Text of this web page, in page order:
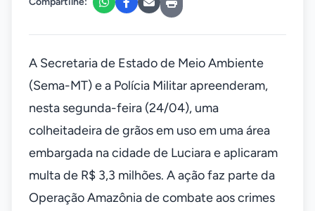
A Secretaria de Estado de Meio Ambiente
(Sema-MT) e a Polícia Militar apreenderam,
nesta segunda-feira (24/04), uma
colheitadeira de grãos em uso em uma área
embargada na cidade de Luciara e aplicaram
multa de R$ 3,3 milhões. A ação faz parte da
Operação Amazônia de combate aos crimes